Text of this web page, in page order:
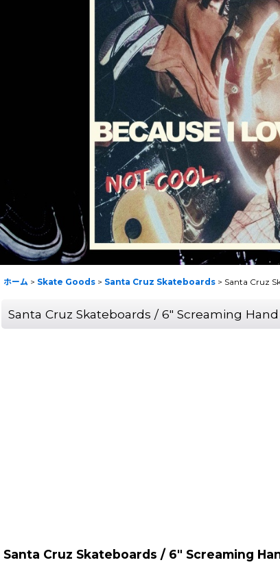
ホーム > Skate Goods > Santa Cruz Skateboards > Santa Cruz
Santa Cruz Skateboards / 6" Screaming Hand
Santa Cruz Skateboards / 6" Screaming